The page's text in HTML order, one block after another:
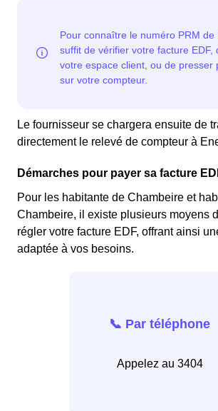
Le fournisseur se chargera ensuite de
directement le relevé de compteur à
Démarches pour payer sa facture
Pour les habitante de Chambeire et
Chambeire, il existe plusieurs moyens
régler votre facture EDF, offrant ainsi
adaptée à vos besoins.
📞 Par téléphone
Appelez au 3404